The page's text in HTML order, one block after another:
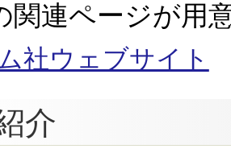
関連ページが用
社ウェブサイト
介